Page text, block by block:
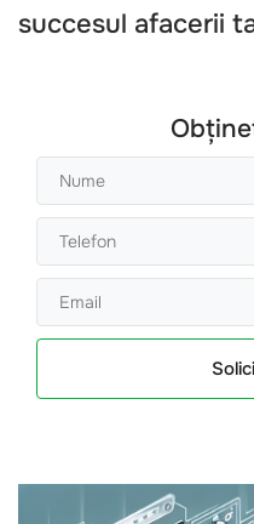
succesul afacerii